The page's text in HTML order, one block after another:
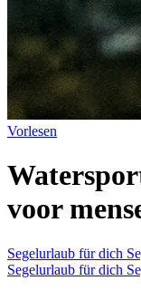
Vorlesen
voor
Segelurlaub für dich
Segelurlaub für dich